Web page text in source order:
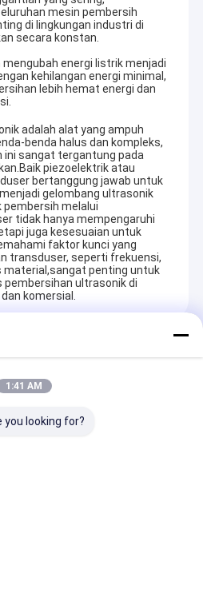
mesin pembersih
di lingkungan industri di
secara konstan.
energi listrik menjadi
kehilangan energi minimal,
lebih hemat energi dan
adalah alat yang ampuh
benda halus dan kompleks,
ini sangat tergantung pada
piezoelektrik atau
bertanggung jawab untuk
gelombang ultrasonik
pembersih melalui
tidak hanya mempengaruhi
juga kesesuaian untuk
faktor kunci yang
transduser, seperti frekuensi,
material,sangat penting untuk
ultrasonik di
komersial.
1:41 AM
you looking for?